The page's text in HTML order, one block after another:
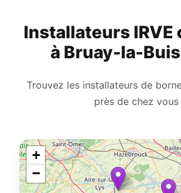
Installateurs
à Bruay-la-
Trouvez les installateurs de
près de chez vous
+
−